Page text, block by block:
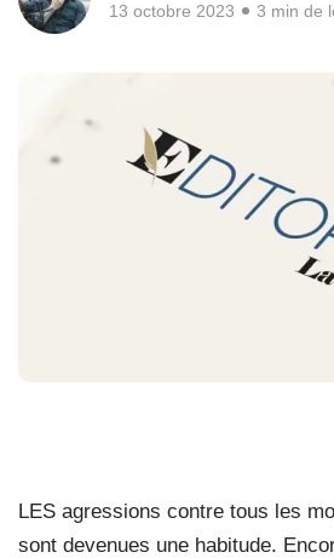
13 octobre 2023 3 min de
LES agressions contre tous les
sont devenues une habitude.